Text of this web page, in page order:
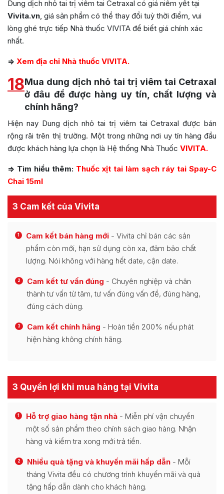
Dung dịch nhỏ tai trị viêm tai Cetraxal có giá niêm yết tại
Vivita.vn , giá sản phẩm có thể thay đổi tuỳ thời điểm, vui
lòng ghé trực tiếp Nhà thuốc VIVITA để biết giá chính xác
nhất.
=> Xem địa chỉ Nhà thuốc VIVITA.
18Mua dung dịch nhỏ tai trị viêm tai Cetraxal
ở đâu để được hàng uy tín, chất lượng và
chính hãng?
Hiện nay Dung dịch nhỏ tai trị viêm tai Cetraxal được bán
rộng rãi trên thị trường. Một trong những nơi uy tín hàng đầu
được khách hàng lựa chọn là Hệ thống Nhà Thuốc VIVITA.
=> Tìm hiểu thêm: Thuốc xịt tai làm sạch ráy tai Spay-C
Chai 15ml
3 Cam kết của Vivita
1 Cam kết bán hàng mới - Vivita chỉ bán các sản
phẩm còn mới, hạn sử dụng còn xa, đảm bảo chất
lượng. Nói không với hàng hết date, cận date.
2 Cam kết tư vấn đúng - Chuyên nghiệp và chân
thành tư vấn từ tâm, tư vấn đúng vấn đề, đúng hàng,
đúng cách dùng.
3 Cam kết chính hãng - Hoàn tiền 200% nếu phát
hiện hàng không chính hãng.
3 Quyền lợi khi mua hàng tại Vivita
1 Hỗ trợ giao hàng tận nhà - Miễn phí vận chuyển
một số sản phẩm theo chính sách giao hàng. Nhận
hàng và kiểm tra xong mới trả tiền.
2 Nhiều quà tặng và khuyến mãi hấp dẫn - Mỗi
tháng Vivita đều có chương trình khuyến mãi và quà
tặng hấp dẫn dành cho khách hàng.